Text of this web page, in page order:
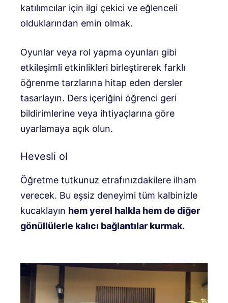
katılımcılar için ilgi çekici ve eğlenceli
olduklarından emin olmak.
Oyunlar veya rol yapma oyunları gibi
etkileşimli etkinlikleri birleştirerek farklı
öğrenme tarzlarına hitap eden dersler
tasarlayın. Ders içeriğini öğrenci geri
bildirimlerine veya ihtiyaçlarına göre
uyarlamaya açık olun.
Hevesli ol
Öğretme tutkunuz etrafınızdakilere ilham
verecek. Bu eşsiz deneyimi tüm kalbinizle
kucaklayın hem yerel halkla hem de diğer
gönüllülerle kalıcı bağlantılar kurmak.